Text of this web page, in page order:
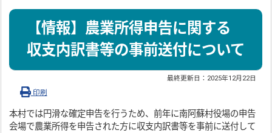
【情報】農業所得申告に関する
収支内訳書等の事前送付について
最終更新日： 2025年12月22日
印刷
本村では円滑な確定申告を行うため、前年に南阿蘇村役場の申告
会場で農業所得を申告された方に収支内訳書等を事前に送付して